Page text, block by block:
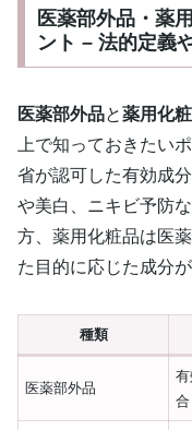
医薬部外品・薬
ント – 法的定義
医薬部外品と薬用化
上で知っておきたい
省が認可した有効成
や美白、ニキビ予防
方、薬用化粧品は医
た目的に応じた成分
種類
医薬部外品